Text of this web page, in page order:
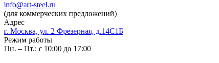
info@art-steel.ru
(для коммерческих предложений)
Адрес
г. Москва, ул. 2 Фрезерная, д.14С1Б
Режим работы
Пн. – Пт.: с 10:00 до 17:00